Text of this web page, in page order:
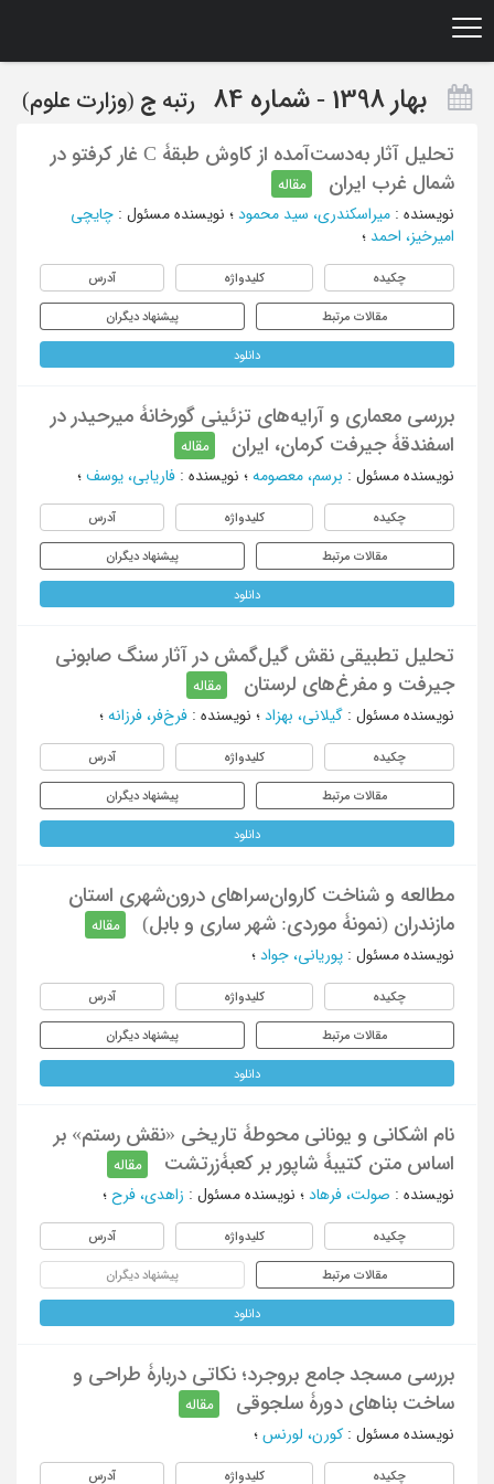
بهار 1398 - شماره 84 رتبه ج (وزارت علوم)
تحلیل آثار به‌دست‌آمده از کاوش طبقۀ C غار کرفتو در
شمال غرب ایران
مقاله
نویسنده : میراسکندری، سید محمود ؛ نویسنده مسئول : چایچی
امیرخیز، احمد ؛
چکیده کلیدواژه آدرس
مقالات مرتبط پیشنهاد دیگران
دانلود
بررسی معماری و آرایه‌های تزئینی گورخانۀ میرحیدر در
اسفندقۀ جیرفت کرمان، ایران
مقاله
نویسنده مسئول : برسم، معصومه ؛ نویسنده : فاریابی، یوسف ؛
چکیده کلیدواژه آدرس
مقالات مرتبط پیشنهاد دیگران
دانلود
تحلیل تطبیقی نقش گیل‌گمش در آثار سنگ صابونی
جیرفت و مفرغ‌های لرستان
مقاله
نویسنده مسئول : گیلانی، بهزاد ؛ نویسنده : فرخ‌فر، فرزانه ؛
چکیده کلیدواژه آدرس
مقالات مرتبط پیشنهاد دیگران
دانلود
مطالعه و شناخت کاروان‌سراهای درون‌شهری استان
مازندران (نمونۀ موردی: شهر ساری و بابل)
مقاله
نویسنده مسئول : پوریانی، جواد ؛
چکیده کلیدواژه آدرس
مقالات مرتبط پیشنهاد دیگران
دانلود
نام اشکانی و یونانی محوطۀ تاریخی «نقش رستم» بر
اساس متن کتیبۀ شاپور بر کعبۀزرتشت
مقاله
نویسنده : صولت، فرهاد ؛ نویسنده مسئول : زاهدی، فرح ؛
چکیده کلیدواژه آدرس
مقالات مرتبط پیشنهاد دیگران
دانلود
بررسی مسجد جامع بروجرد؛ نکاتی دربارۀ طراحی و
ساخت بناهای دورۀ سلجوقی
مقاله
نویسنده مسئول : کورن، لورنس ؛
چکیده کلیدواژه آدرس